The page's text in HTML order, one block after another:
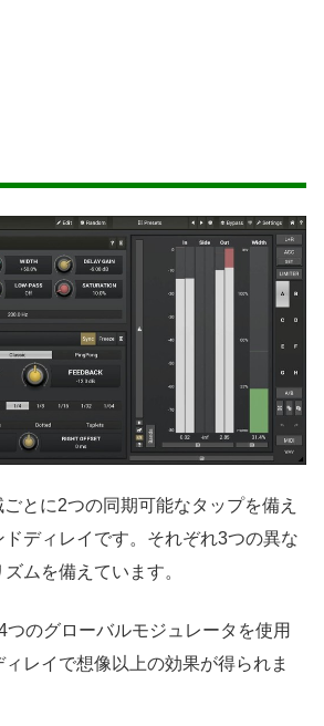
とに2つの同期可能なタップを備え
ディレイです。それぞれ3つの異な
ムを備えています。
のグローバルモジュレータを使用
レイで想像以上の効果が得られま